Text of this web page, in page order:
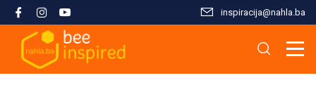
inspiracija@nahla.bа
Misija i filozofija
Škola islama
Osnove islama
Nahla kao inspiracija
Analize i studije